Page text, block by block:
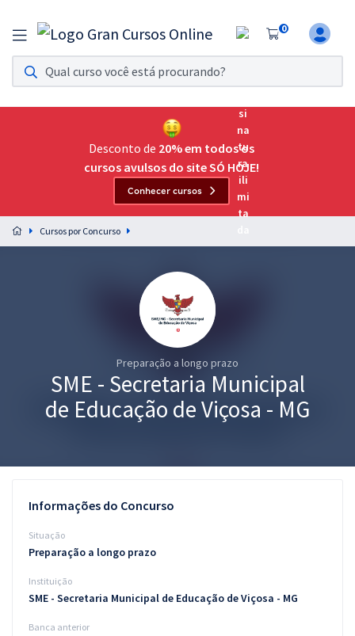
0
Assinatura Ilimitada 11
Acesso a todos os cursos. Teste grátis por 7 dias!
Assinatura OAB Até Passar
Acesso ilimitado a toda preparação para o Exame da
Preparação completa e intensiva para as principais
residências em saúde do Brasil
Graduação
Conteúdo gratuito
Blog
Desconto de 20% em todos os
cursos avulsos do site SÓ HOJE!
Conhecer cursos
Cursos por Concurso
Preparação a longo prazo
SME - Secretaria Municipal
de Educação de Viçosa - MG
Informações do Concurso
Situação
Preparação a longo prazo
Instituição
SME - Secretaria Municipal de Educação de Viçosa - MG
Banca anterior